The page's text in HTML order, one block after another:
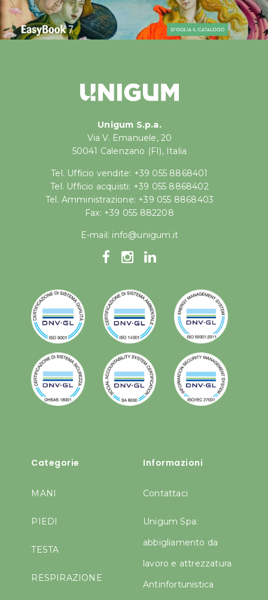
Unigum S.p.a.
Via V. Emanuele, 20
50041 Calenzano (FI), Italia
Tel. Ufficio vendite: +39 055 8868401
Tel. Ufficio acquisti: +39 055 8868402
Tel. Amministrazione: +39 055 8868403
Fax: +39 055 882208
E-mail: info@unigum.it
Categorie
MANI
PIEDI
TESTA
RESPIRAZIONE
Informazioni
Contattaci
Unigum Spa:
abbigliamento da
lavoro e attrezzatura
Antinfortunistica